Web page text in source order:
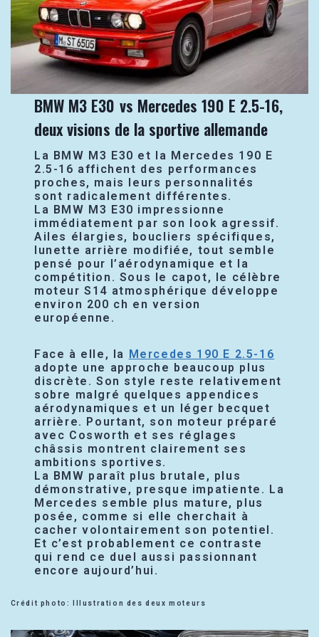
BMW M3 E30 vs Mercedes 190 E 2.5-16,
deux visions de la sportive allemande
La BMW M3 E30 et la Mercedes 190 E
2.5-16 affichent des performances
proches, mais leurs personnalités
sont radicalement différentes.
La BMW M3 E30 impressionne
immédiatement par son look agressif.
Ailes élargies, boucliers spécifiques,
lunette arrière modifiée, tout semble
pensé pour l’aérodynamique et la
compétition. Sous le capot, le célèbre
moteur S14 atmosphérique développe
environ 200 ch en version
européenne.
Face à elle, la Mercedes 190 E 2.5-16
adopte une approche beaucoup plus
discrète. Son style reste relativement
sobre malgré quelques appendices
aérodynamiques et un léger becquet
arrière. Pourtant, son moteur préparé
avec Cosworth et ses réglages
châssis montrent clairement ses
ambitions sportives.
La BMW paraît plus brutale, plus
démonstrative, presque impatiente. La
Mercedes semble plus mature, plus
posée, comme si elle cherchait à
cacher volontairement son potentiel.
Et c’est probablement ce contraste
qui rend ce duel aussi passionnant
encore aujourd’hui.
Crédit photo: Illustration des deux moteurs